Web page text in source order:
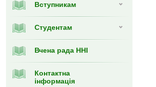
Вступникам
Студентам
Вчена рада ННІ
Контактна
інформація